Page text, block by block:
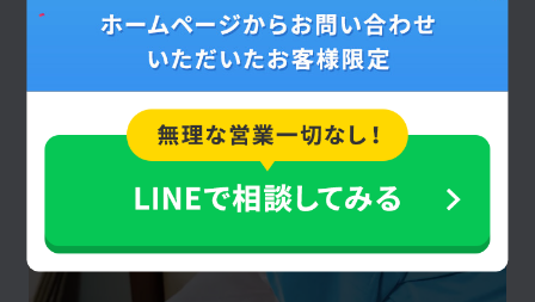
に追加で回収を依頼しない限り、原則として
提示した見積額通りです。